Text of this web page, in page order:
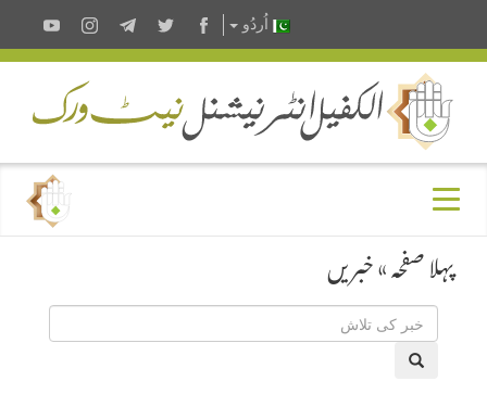
اُردُو
پہلا صفحہ»خبریں